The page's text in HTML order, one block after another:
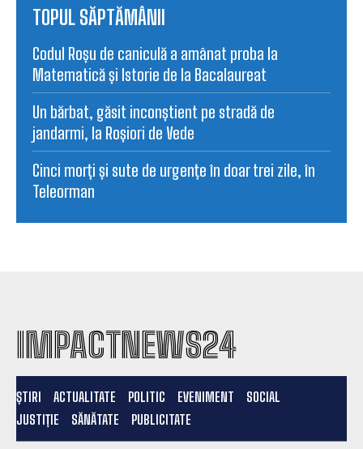
TOPUL SĂPTĂMÂNII
Codul Roșu de caniculă a amânat proba la
Matematică și Istorie de la Bacalaureat
Un bărbat, găsit inconștient pe stradă de
jandarmi, la Roșiori de Vede
Cinci morți și sute de urgențe în doar trei zile, în
Teleorman
IMPACTNEWS24
ȘTIRI ACTUALITATE POLITIC EVENIMENT
SOCIAL
JUSTIȚIE
SĂNĂTATE PUBLICITATE